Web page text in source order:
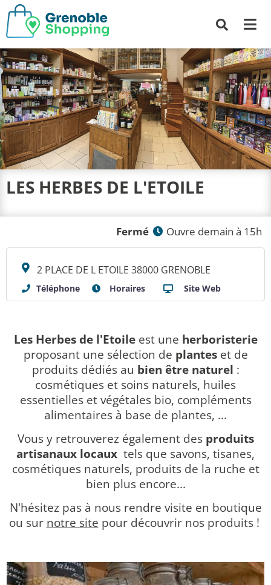
LES HERBES DE L'ETOILE
Fermé Ouvre demain à 15h
2 PLACE DE L ETOILE 38000 GRENOBLE
Téléphone Horaires Site Web
Les Herbes de l'Etoileest une herboristerie
proposant une sélection de planteset de
produits dédiés au bien être naturel :
cosmétiques et soins naturels, huiles
essentielles et végétales bio, compléments
alimentaires à base de plantes, ...
Vous y retrouverez également des produits
artisanaux locaux tels que savons, tisanes,
cosmétiques naturels, produits de la ruche et
bien plus encore...
N'hésitez pas à nous rendre visite en boutique
ou sur notre site pour découvrir nos produits !